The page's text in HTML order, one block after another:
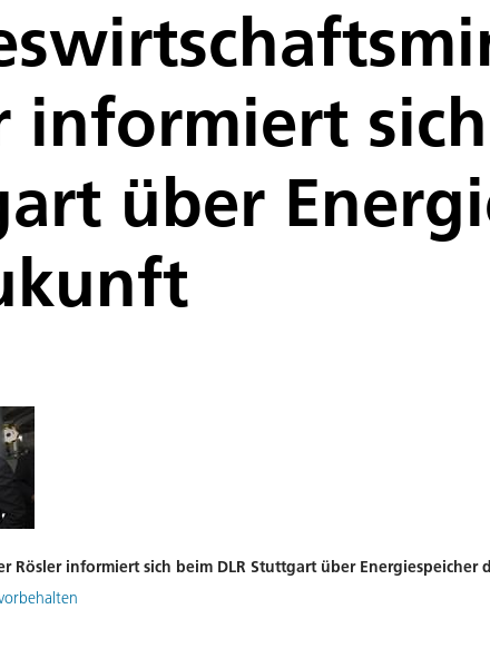
informiert
über
Rösler informiert sich beim DLR Stuttgart über Energiespeicher